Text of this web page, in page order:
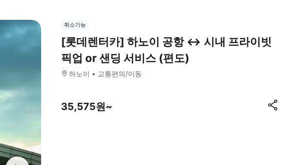
취소가능
[롯데렌터카] 하노이 공항 ↔ 시내 프라이빗
픽업 or 샌딩 서비스 (편도)
하노이 교통편의/이동
35,575원~